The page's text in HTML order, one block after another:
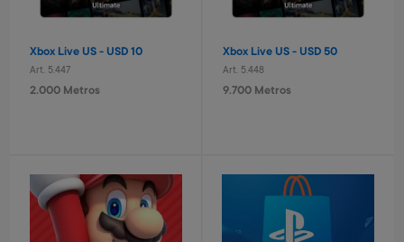
Laptop educativa bilingue
Paw Patrol
Art. 4.620
Laptop educativa bilingue
Xbox Live US - USD 10
Art. 5.447
2.000 Metros
Xbox Live US - USD 50
Art. 5.448
9.700 Metros